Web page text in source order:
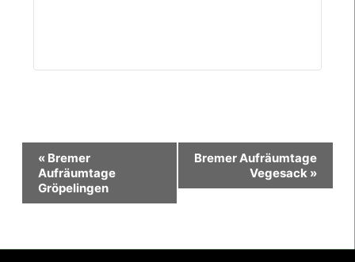
Veranstaltung-
Navigation
«Bremer
Aufräumtage
Gröpelingen
Bremer Aufräumtage
Vegesack »